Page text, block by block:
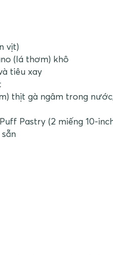
vịt)
(lá thơm) khô
tiêu xay
thịt gà ngâm trong
Pastry (2 miếng 10-